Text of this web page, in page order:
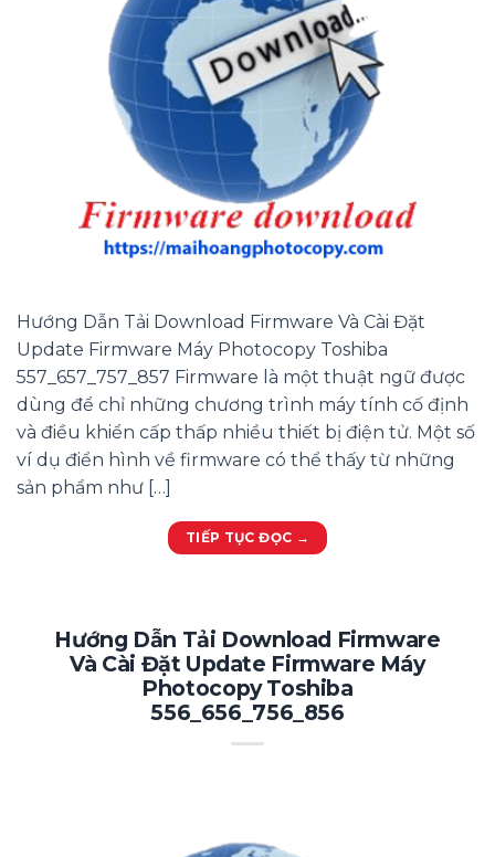
Hướng Dẫn Tải Download Firmware Và Cài Đặt
Update Firmware Máy Photocopy Toshiba
557_657_757_857 Firmware là một thuật ngữ được
dùng để chỉ những chương trình máy tính cố định
và điều khiển cấp thấp nhiều thiết bị điện tử. Một số
ví dụ điển hình về firmware có thể thấy từ những
sản phẩm như […]
TIẾP TỤC ĐỌC →
Hướng Dẫn Tải Download Firmware
Và Cài Đặt Update Firmware Máy
Photocopy Toshiba
556_656_756_856